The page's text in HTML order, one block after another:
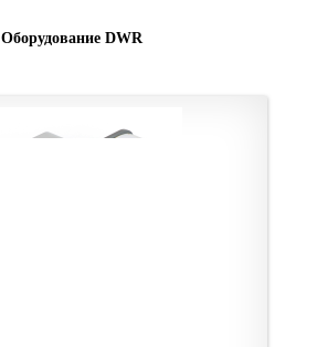
Оборудование DWR